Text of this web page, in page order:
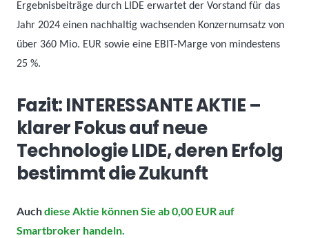
Ergebnisbeiträge durch LIDE erwartet der Vorstand für das
Jahr 2024 einen nachhaltig wachsenden Konzernumsatz von
über 360 Mio. EUR sowie eine EBIT-Marge von mindestens
25 %.
Fazit: INTERESSANTE AKTIE –
klarer Fokus auf neue
Technologie LIDE, deren Erfolg
bestimmt die Zukunft
Auchdiese Aktie können Sie ab 0,00 EUR auf
Smartbroker handeln.